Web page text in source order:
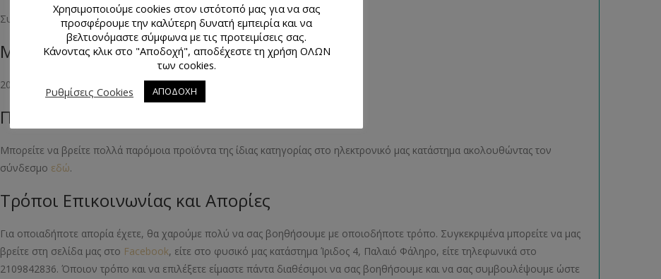
Συνθετική γούνα
Μέγεθος Προϊόντος
20×10 εκατοστά
Παρόμοια Προϊόντα
Μπορείτε να βρείτε πολλά παρόμοια προϊόντα της ίδιας κατηγορίας στο ηλεκτρονικό μας κατάστημα ακολουθώντας τον
σύνδεσμο εδώ.
Τρόποι Επικοινωνίας και Απορίες
Για οποιαδήποτε απορία έχετε, θα χαρούμε πολύ να σας βοηθήσουμε με οποιοδήποτε τρόπο. Συγκεκριμένα μπορείτε να μας
βρείτε στη σελίδα μας στο Facebook, είτε στο φυσικό μας κατάστημα Ίριδος 4, Παλαιό Φάληρο, είτε τηλεφωνικά στο
2109842836. Όποιον τρόπο και να επιλέξετε είμαστε πάντα διαθέσιμοι να σας βοηθήσουμε και να σας συμβουλέψουμε ώστε
Χρησιμοποιούμε cookies στον ιστότοπό μας για να σας
προσφέρουμε την καλύτερη δυνατή εμπειρία και να
βελτιονόμαστε σύμφωνα με τις προτειμίσεις σας.
Κάνοντας κλικ στο "Αποδοχή", αποδέχεστε τη χρήση ΟΛΩΝ
των cookies.
Ρυθμίσεις Cookies
ΑΠΟΔΟΧΗ